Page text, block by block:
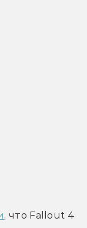
, что Fallout 4